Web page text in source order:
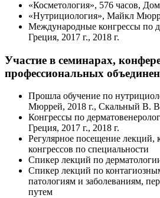
«Косметология», 576 часов,
«Нутрициология», Майкл
Международные конгрессы по
Греция, 2017 г., 2018 г.
Участие в семинарах,
профессиональных
Прошла обучение по
Мюррей, 2018 г., Скальный В. В,
Конгрессы по
Греция, 2017 г., 2018 г.
Регулярное посещение лекций,
конгрессов по специальности
Спикер лекций по
Спикер лекций по
патологиям и заболеваниям,
путем